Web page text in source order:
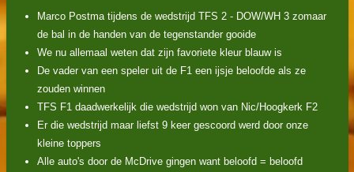
Marco Postma tijdens de wedstrijd TFS 2 - DOW/WH 3 zomaar
de bal in de handen van de tegenstander gooide
We nu allemaal weten dat zijn favoriete kleur blauw is
De vader van een speler uit de F1 een ijsje beloofde als ze
zouden winnen
TFS F1 daadwerkelijk die wedstrijd won van Nic/Hoogkerk F2
Er die wedstrijd maar liefst 9 keer gescoord werd door onze
kleine toppers
Alle auto's door de McDrive gingen want beloofd = beloofd